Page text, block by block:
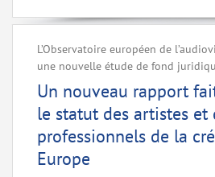
L’Observatoire européen de
une nouvelle étude de fond
Un nouveau rapport
le statut des artistes et
professionnels de la
Europe